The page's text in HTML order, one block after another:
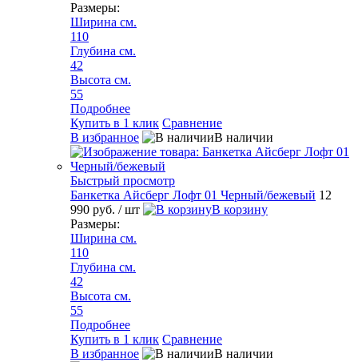
Размеры:
Ширина см.
110
Глубина см.
42
Высота см.
55
Подробнее
Купить в 1 клик Сравнение
В избранное
В наличии
Быстрый просмотр
Банкетка Айсберг Лофт 01 Черный/бежевый 12
990 руб. / шт
В корзину
Размеры:
Ширина см.
110
Глубина см.
42
Высота см.
55
Подробнее
Купить в 1 клик Сравнение
В избранное
В наличии